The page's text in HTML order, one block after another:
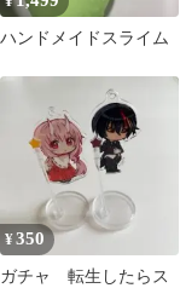
ハンドメイドスライム
¥350
ガチャ 転生したらス